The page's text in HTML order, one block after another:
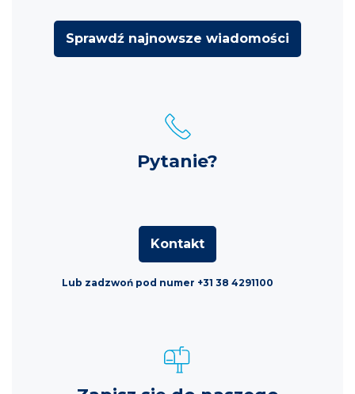
Sprawdź najnowsze wiadomości
Pytanie?
Kontakt
Lub zadzwoń pod numer +31 38 4291100